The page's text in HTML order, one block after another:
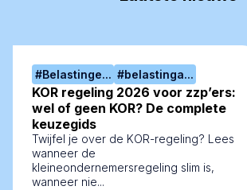
#Belastinge... #belastinga...
KOR regeling 2026 voor zzp’ers:
wel of geen KOR? De complete
keuzegids
Twijfel je over de KOR-regeling? Lees
wanneer de
kleineondernemersregeling slim is,
wanneer nie...